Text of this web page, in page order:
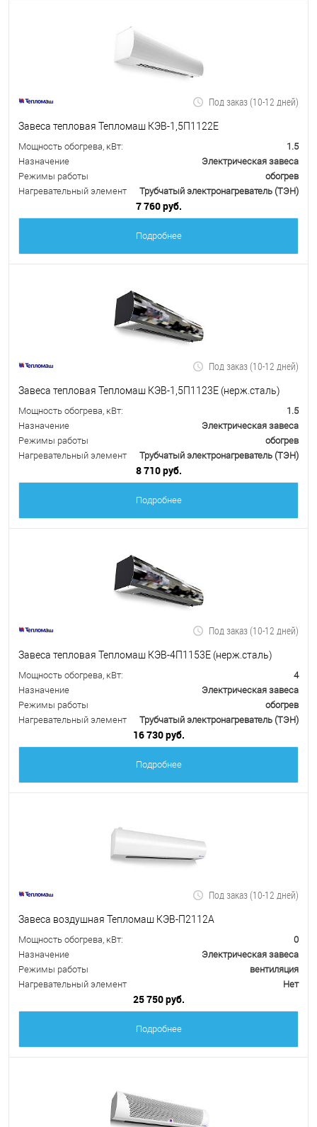
Под заказ (10-12 дней)
Завеса тепловая Тепломаш КЭВ-1,5П1122Е
Мощность обогрева, кВт:
1.5
Назначение
Электрическая завеса
Режимы работы
обогрев
Нагревательный элемент
Трубчатый электронагреватель (ТЭН)
7 760 руб.
Подробнее
Под заказ (10-12 дней)
Завеса тепловая Тепломаш КЭВ-1,5П1123Е (нерж.сталь)
Мощность обогрева, кВт:
1.5
Назначение
Электрическая завеса
Режимы работы
обогрев
Нагревательный элемент
Трубчатый электронагреватель (ТЭН)
8 710 руб.
Подробнее
Под заказ (10-12 дней)
Завеса тепловая Тепломаш КЭВ-4П1153Е (нерж.сталь)
Мощность обогрева, кВт:
4
Назначение
Электрическая завеса
Режимы работы
обогрев
Нагревательный элемент
Трубчатый электронагреватель (ТЭН)
16 730 руб.
Подробнее
Под заказ (10-12 дней)
Завеса воздушная Тепломаш КЭВ-П2112А
Мощность обогрева, кВт:
0
Назначение
Электрическая завеса
Режимы работы
вентиляция
Нагревательный элемент
Нет
25 750 руб.
Подробнее